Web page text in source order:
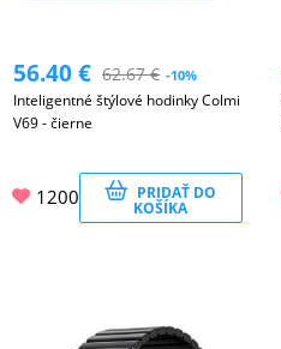
56.40€ 62.67€ -10%
Inteligentné štýlové hodinky Colmi
V69 - čierne
1200 PRIDAŤ DO
KOŠÍKA